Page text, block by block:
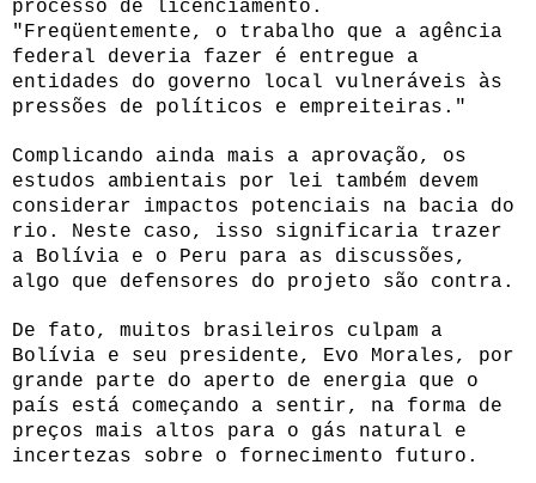
processo de licenciamento.
"Freqüentemente, o trabalho que a agência
federal deveria fazer é entregue a
entidades do governo local vulneráveis às
pressões de políticos e empreiteiras."
Complicando ainda mais a aprovação, os
estudos ambientais por lei também devem
considerar impactos potenciais na bacia do
rio. Neste caso, isso significaria trazer
a Bolívia e o Peru para as discussões,
algo que defensores do projeto são contra.
De fato, muitos brasileiros culpam a
Bolívia e seu presidente, Evo Morales, por
grande parte do aperto de energia que o
país está começando a sentir, na forma de
preços mais altos para o gás natural e
incertezas sobre o fornecimento futuro.